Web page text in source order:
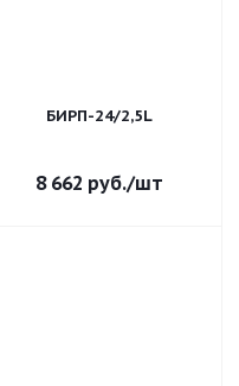
БИРП-24/2,5L
8 662 руб./шт